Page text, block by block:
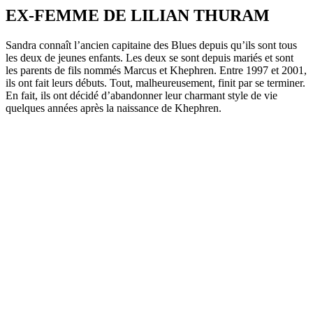
EX-FEMME DE LILIAN THURAM
Sandra connaît l’ancien capitaine des Blues depuis qu’ils sont tous
les deux de jeunes enfants. Les deux se sont depuis mariés et sont
les parents de fils nommés Marcus et Khephren. Entre 1997 et 2001,
ils ont fait leurs débuts. Tout, malheureusement, finit par se terminer.
En fait, ils ont décidé d’abandonner leur charmant style de vie
quelques années après la naissance de Khephren.